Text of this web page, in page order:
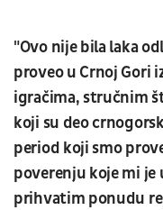
"Ovo nije bila laka
proveo u Crnoj Gori
igračima, stručnim
koji su deo
period koji smo
poverenju koje mi je
prihvatim ponudu